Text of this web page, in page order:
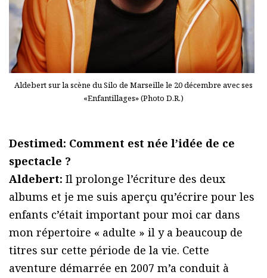
Aldebert sur la scène du Silo de Marseille le 20 décembre avec ses
«Enfantillages» (Photo D.R.)
Destimed: Comment est née l’idée de ce
spectacle ?
Aldebert: Il prolonge l’écriture des deux
albums et je me suis aperçu qu’écrire pour les
enfants c’était important pour moi car dans
mon répertoire « adulte » il y a beaucoup de
titres sur cette période de la vie. Cette
aventure démarrée en 2007 m’a conduit à